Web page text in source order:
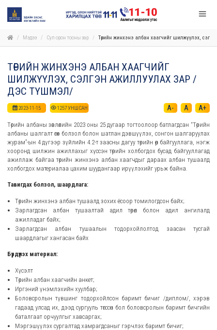
Мэдээ Сул орон тооны зар Төрийн жинхэнэ албан хаагчийг шилжүүлэх,
ТӨРИЙН ЖИНХЭНЭ АЛБАН ХААГЧИЙГ
ШИЛЖҮҮЛЭХ, СЭЛГЭН АЖИЛЛУУЛАХ ЗАР /
ДЭС ТҮШМЭЛ/
2023-11-15 1257УНШСАН A- A A+
Төрийн албаны зөвлөлийн 2023 оны 25 дугаар тогтоолоор батлагдсан “Төрийн
албаны шалгалт өгөх болзол болон шатлан дэвшүүлэх, сонгон шалгаруулах
журам”-ын 4 дүгээр зүйлийн 4.2-т заасны дагуу төрийн өөр байгууллага, нэгж
хооронд шилжин ажиллахыг хүссэн төрийн холбогдох бусад байгууллагад
ажиллаж байгаа төрийн жинхэнэ албан хаагчдыг дараах албан тушаалд
холбогдох материалаа цахим шуудангаар ирүүлэхийг урьж байна.
Тавигдах болзол, шаардлага:
Төрийн жинхэнэ албан тушаалд зохих ёсоор томилогдсон байх;
Зарлагдсан албан тушаалтай адил төрөл болон адил ангилалд
ажилладаг байх;
Зарлагдсан албан тушаалын тодорхойлолтод заасан тусгай
шаардлагыг хангасан байх
Бүрдүүлэх материал:
Хүсэлт
Төрийн албан хаагчийн анкет;
Иргэний үнэмлэхийн хуулбар;
Боловсролын түвшинг тодорхойлсон баримт бичиг /диплом/, хэрэв
гадаад улсад их, дээд сургууль төгссөн бол боловсролын баримт бичгийн
баталгаат орчуулгыг хавсаргах;
Мэргэшүүлэх сургалтад хамрагдсаныг гэрчлэх баримт бичиг;